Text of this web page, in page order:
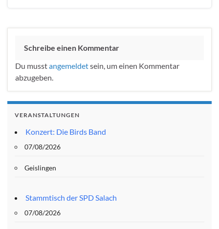
Schreibe einen Kommentar
Du musstangemeldetsein, um einen Kommentar
abzugeben.
VERANSTALTUNGEN
Konzert: Die Birds Band
07/08/2026
Geislingen
Stammtisch der SPD Salach
07/08/2026